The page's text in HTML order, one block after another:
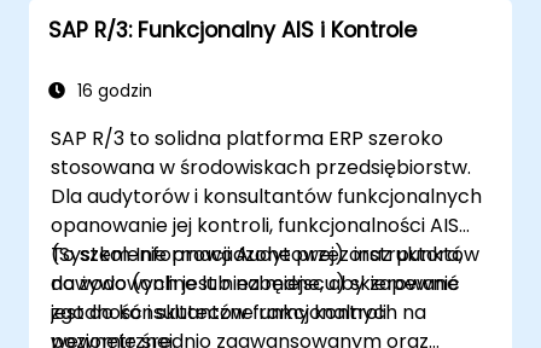
SAP R/3: Funkcjonalny AIS i Kontrole
16 godzin
SAP R/3 to solidna platforma ERP szeroko
stosowana w środowiskach przedsiębiorstw.
Dla audytorów i konsultantów funkcjonalnych
opanowanie jej kontroli, funkcjonalności AIS
(System Informacji Audytowej) oraz punktów
dowodowych jest niezbędne, aby zapewnić
zgodność i skuteczne ramy kontroli
wewnętrznej.
To szkolenie prowadzone przez instruktora,
na żywo (online lub na miejscu) skierowane
jest do konsultantów funkcjonalnych na
poziomie średnio zaawansowanym oraz